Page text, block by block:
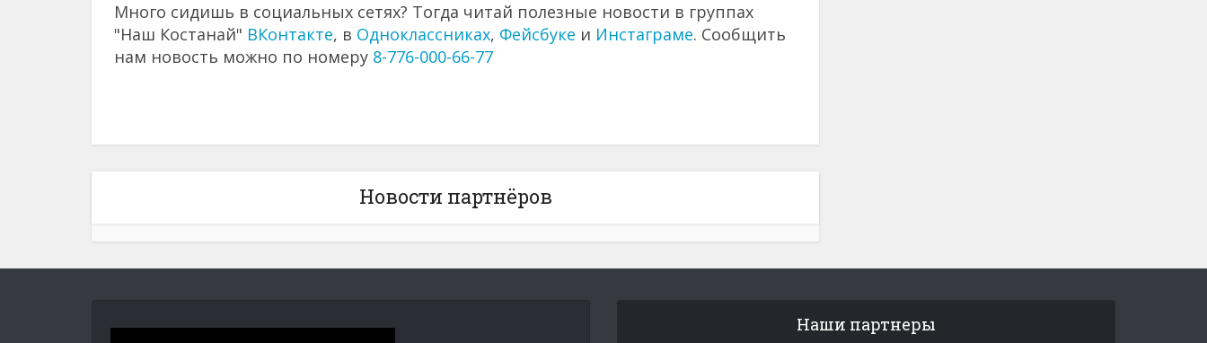
Много сидишь в социальных сетях? Тогда читай полезные новости в группах
"Наш Костанай" ВКонтакте, в Одноклассниках, Фейсбуке и Инстаграме. Сообщить
нам новость можно по номеру 8-776-000-66-77
Новости партнёров
Наши партнеры